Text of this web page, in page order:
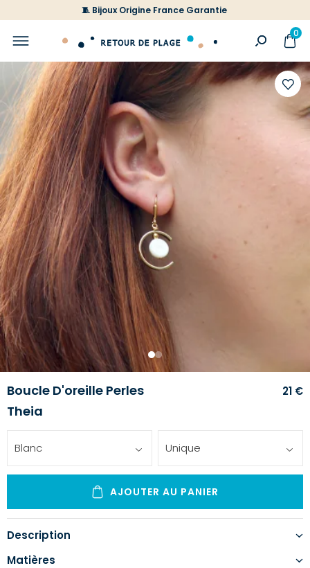
🧵 Bijoux Origine France Garantie
0
1 2
Boucle D'oreille Perles
Theia
21 €
Blanc Unique
AJOUTER AU PANIER
Description
Matières